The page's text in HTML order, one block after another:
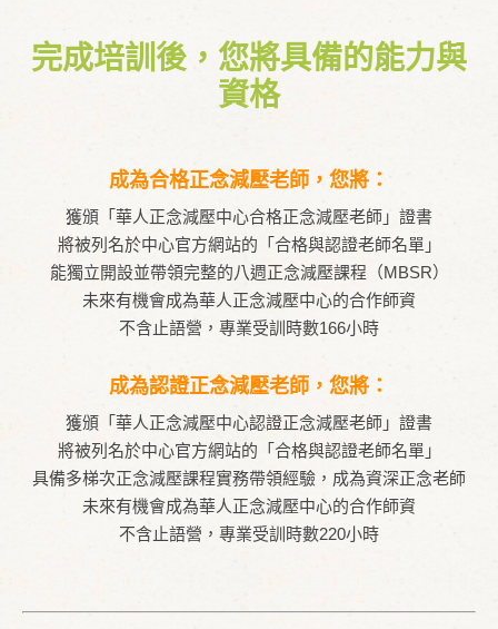
完成培訓後，您將具備的能力與
資格
成為合格正念減壓老師，您將：
獲頒「華人正念減壓中心合格正念減壓老師」證書
將被列名於中心官方網站的「合格與認證老師名單」
能獨立開設並帶領完整的八週正念減壓課程（MBSR）
未來有機會成為華人正念減壓中心的合作師資
不含止語營，專業受訓時數166小時
成為認證正念減壓老師，您將：
獲頒「華人正念減壓中心認證正念減壓老師」證書
將被列名於中心官方網站的「合格與認證老師名單」
具備多梯次正念減壓課程實務帶領經驗，成為資深正念老師
未來有機會成為華人正念減壓中心的合作師資
不含止語營，專業受訓時數220小時